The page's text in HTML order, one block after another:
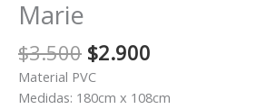
Marie
$3.500 El
precio
original
$2.900
actual
Material PVC
Medidas: 180cm x 108cm